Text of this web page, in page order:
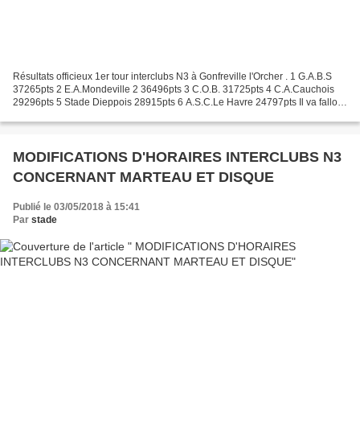
Résultats officieux 1er tour interclubs N3 à Gonfreville l'Orcher . 1 G.A.B.S
37265pts 2 E.A.Mondeville 2 36496pts 3 C.O.B. 31725pts 4 C.A.Cauchois
29296pts 5 Stade Dieppois 28915pts 6 A.S.C.Le Havre 24797pts Il va falloir
MODIFICATIONS D'HORAIRES INTERCLUBS N3
CONCERNANT MARTEAU ET DISQUE
Publié le 03/05/2018 à 15:41
Par stade